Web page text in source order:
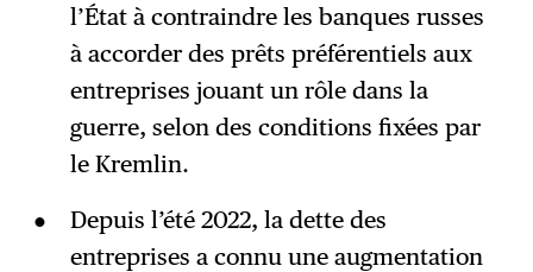
l’État à contraindre les banques russes
à accorder des prêts préférentiels aux
entreprises jouant un rôle dans la
guerre, selon des conditions fixées par
le Kremlin.
Depuis l’été 2022, la dette des
entreprises a connu une augmentation